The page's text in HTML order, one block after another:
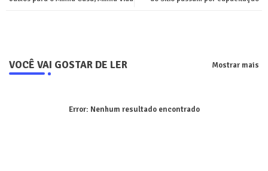
VOCÊ VAI GOSTAR DE LER Mostrar mais
Error: Nenhum resultado encontrado